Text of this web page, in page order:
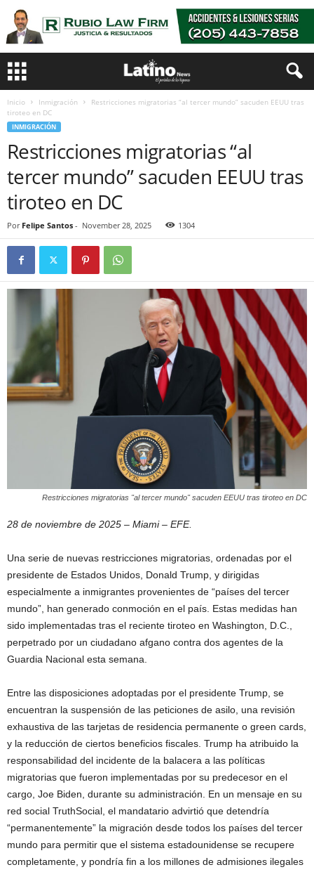
Inicio Inmigración
Restricciones migratorias “al tercer mundo” sacuden EEUU tras
tiroteo en DC
INMIGRACIÓN
Restricciones migratorias “al
tercer mundo” sacuden EEUU tras
tiroteo en DC
Por Felipe Santos - November 28, 2025 1304
Restricciones migratorias "al tercer mundo" sacuden EEUU tras tiroteo en DC
28 de noviembre de 2025 – Miami – EFE.
Una serie de nuevas restricciones migratorias, ordenadas por el
presidente de Estados Unidos, Donald Trump, y dirigidas
especialmente a inmigrantes provenientes de “países del tercer
mundo”, han generado conmoción en el país. Estas medidas han
sido implementadas tras el reciente tiroteo en Washington, D.C.,
perpetrado por un ciudadano afgano contra dos agentes de la
Guardia Nacional esta semana.
Entre las disposiciones adoptadas por el presidente Trump, se
encuentran la suspensión de las peticiones de asilo, una revisión
exhaustiva de las tarjetas de residencia permanente o green cards,
y la reducción de ciertos beneficios fiscales. Trump ha atribuido la
responsabilidad del incidente de la balacera a las políticas
migratorias que fueron implementadas por su predecesor en el
cargo, Joe Biden, durante su administración. En un mensaje en su
red social TruthSocial, el mandatario advirtió que detendría
“permanentemente” la migración desde todos los países del tercer
mundo para permitir que el sistema estadounidense se recupere
completamente, y pondría fin a los millones de admisiones ilegales